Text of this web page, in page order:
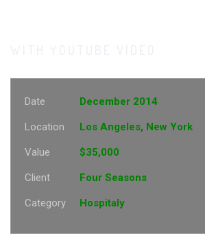
Date December 2014
Location Los Angeles, New York
Value $35,000
Client Four Seasons
Category Hospitaly